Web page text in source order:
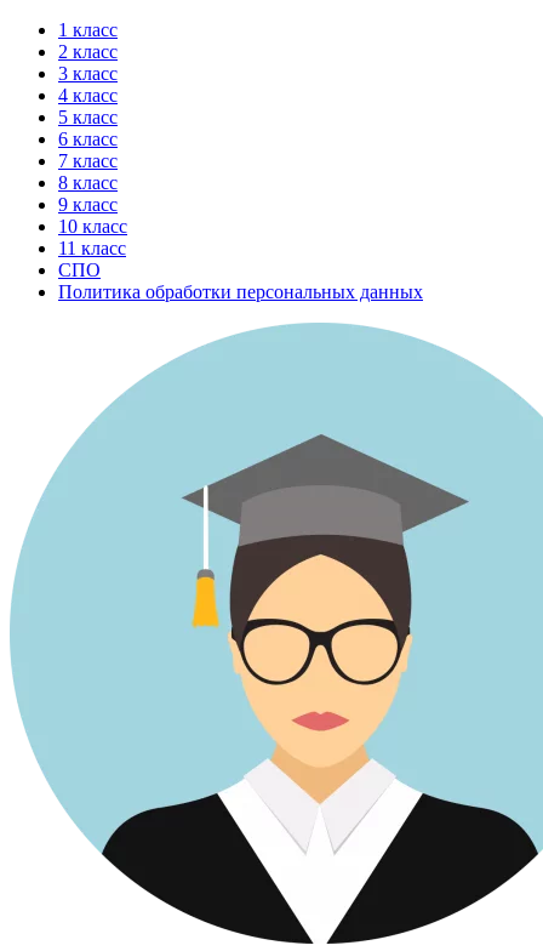
Перейти
содержимому
1 класс
2 класс
3 класс
4 класс
5 класс
6 класс
7 класс
8 класс
9 класс
10 класс
11 класс
СПО
Политика обработки персональных данных